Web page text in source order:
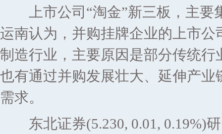
上市公司“淘金”新三板，主要
运南认为，并购挂牌企业的上市
制造行业，主要原因是部分传统
也有通过并购发展壮大、延伸产
需求。
东北证券(5.230, 0.01, 0.19%)